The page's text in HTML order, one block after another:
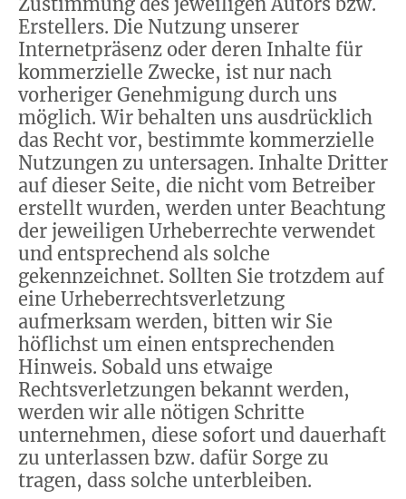
Erstellers. Die Nutzung unserer
Internetpräsenz oder deren Inhalte für
kommerzielle Zwecke, ist nur nach
vorheriger Genehmigung durch uns
möglich. Wir behalten uns ausdrücklich
das Recht vor, bestimmte kommerzielle
Nutzungen zu untersagen. Inhalte Dritter
auf dieser Seite, die nicht vom Betreiber
erstellt wurden, werden unter Beachtung
der jeweiligen Urheberrechte verwendet
und entsprechend als solche
gekennzeichnet. Sollten Sie trotzdem auf
eine Urheberrechtsverletzung
aufmerksam werden, bitten wir Sie
höflichst um einen entsprechenden
Hinweis. Sobald uns etwaige
Rechtsverletzungen bekannt werden,
werden wir alle nötigen Schritte
unternehmen, diese sofort und dauerhaft
zu unterlassen bzw. dafür Sorge zu
tragen, dass solche unterbleiben.